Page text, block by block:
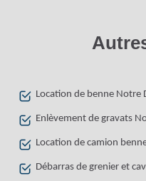
Location de benne Notre
Enlèvement de gravats
Location de camion
Débarras de grenier et